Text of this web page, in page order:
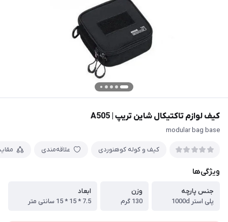
کیف لوازم تاکتیکال شاین تریپ | A505
modular bag base
کیف و کوله کوهنوردی علاقه‌مندی
ویژگی‌ها
جنس پارچه
پلی استر 1000d
وزن
130 گرم
ابعاد
7.5 * 15 * 15 سانتی متر